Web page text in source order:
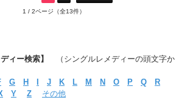
1 / 2ページ（全13件）
ディー検索】
（シングルレメディーの頭文字か
G H J K L M N O P Q
R
Y Z
その他